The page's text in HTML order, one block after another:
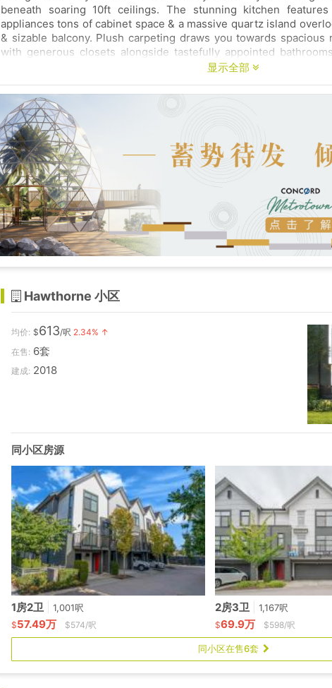
beneath soaring 10ft ceilings. The stunning kitchen
appliances tons of cabinet space & a massive quartz island overlooking the open living room
& sizable balcony. Plush carpeting draws you towards spacious naturally well-lit bedrooms
with generous closets alongside tastefully appointed
Hawthorne townhome boasts a double side-by-side garage
Station & Downtown Cloverdale with an easy commute to
15.
显示全部
Hawthorne 小区
均价: $613/呎 2.34% ↑
在售: 6套
建成: 2018
同小区房源
1房2卫 1,001呎
$57.49万 $574/呎
2房3卫 1,167呎
$69.9万 $598/呎
同小区在售6套